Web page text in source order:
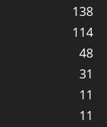
138
114
48
31
11
11